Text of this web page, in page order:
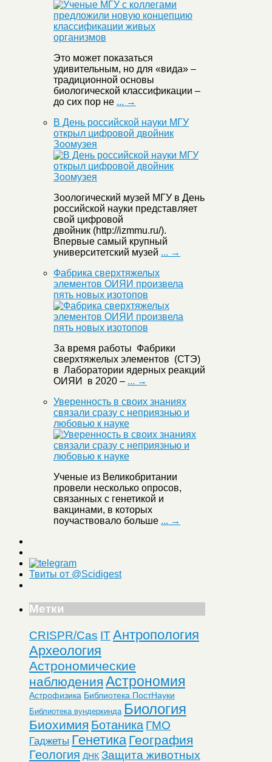
Это может показаться
удивительным, но для «вида» –
традиционной основы
биологической классификации –
до сих пор не ... →
В День российской науки МГУ
открыл цифровой двойник
Зоомузея
Зоологический музей МГУ в День
российской науки представляет
свой цифровой
двойник (http://izmmu.ru/).
Впервые самый крупный
университетский музей ... →
Фабрика сверхтяжелых
элементов ОИЯИ произвела
пять новых изотопов
За время работы Фабрики
сверхтяжелых элементов (СТЭ)
в Лаборатории ядерных реакций
ОИЯИ в 2020 – ... →
Уверенность в своих знаниях
связали сразу с неприязнью и
любовью к науке
Ученые из Великобритании
провели несколько опросов,
связанных с генетикой и
вакцинами, в которых
поучаствовало больше ... →
Твиты от @Scidigest
Метки
CRISPR/Cas ITАнтропология
Археология
Астрономические
наблюдения Астрономия
Астрофизика Библиотека ПостНауки
Библиотека вундеркинда Биология
Биохимия Ботаника ГМО
Гаджеты Генетика География
Геология ДНК Защита животных